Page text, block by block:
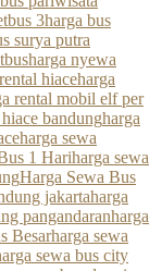
3harga bus
surya putra
harga nyewa
hiaceharga
rental mobil elf per
bandungharga
harga sewa
1 Hariharga sewa
Harga Sewa Bus
jakartaharga
pangandaranharga
Besarharga sewa
sewa bus city